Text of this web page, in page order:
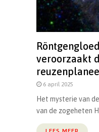
veroorzaakt
6 april 2025
Het mysterie van
van de zogeheten